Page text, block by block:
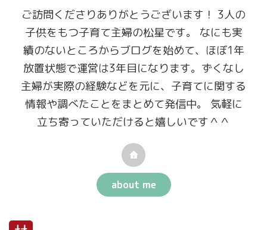
ご訪問くださりありがとうございます！ 3人の
子供をもつ子育て主婦の松星です。 なにも実
績のないところからブログを始めて、ほぼ1年
放置状態で運営は3年目になります。ずくなし
主婦が実際の経験などを元に、子育てに関する
情報や調べたことをまとめて発信中。 気軽に
立ち寄っていただけると嬉しいです＾＾
about me